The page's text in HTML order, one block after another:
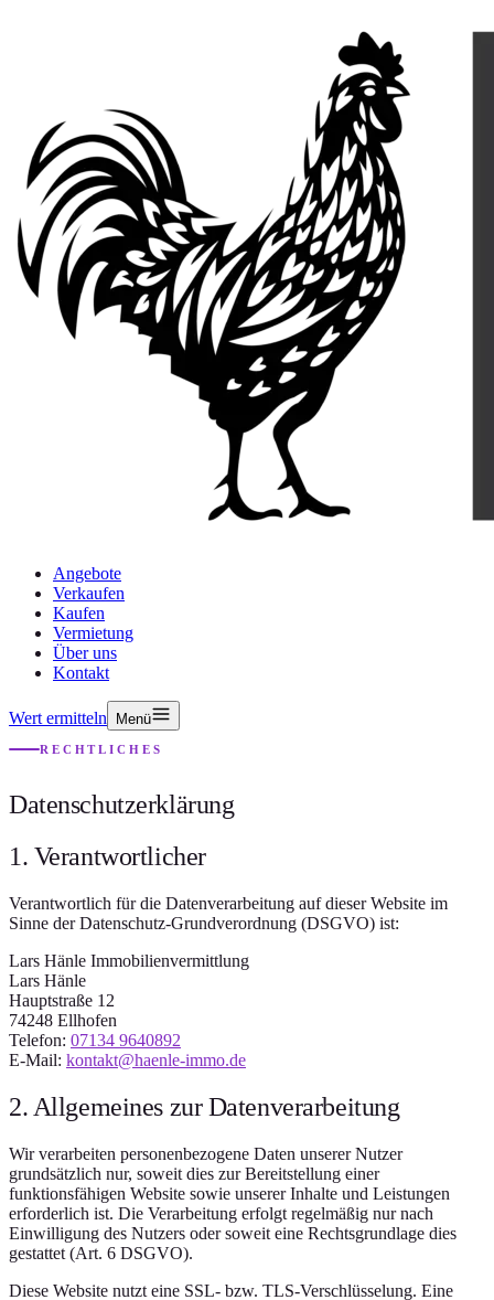
Angebote
Verkaufen
Kaufen
Vermietung
Über uns
Kontakt
Wert ermitteln Menü
RECHTLICHES
Datenschutzerklärung
1. Verantwortlicher
Verantwortlich für die Datenverarbeitung auf dieser Website im
Sinne der Datenschutz-Grundverordnung (DSGVO) ist:
Lars Hänle Immobilienvermittlung
Lars Hänle
Hauptstraße 12
74248 Ellhofen
Telefon: 07134 9640892
E-Mail: kontakt@haenle-immo.de
2. Allgemeines zur Datenverarbeitung
Wir verarbeiten personenbezogene Daten unserer Nutzer
grundsätzlich nur, soweit dies zur Bereitstellung einer
funktionsfähigen Website sowie unserer Inhalte und Leistungen
erforderlich ist. Die Verarbeitung erfolgt regelmäßig nur nach
Einwilligung des Nutzers oder soweit eine Rechtsgrundlage dies
gestattet (Art. 6 DSGVO).
Diese Website nutzt eine SSL- bzw. TLS-Verschlüsselung. Eine